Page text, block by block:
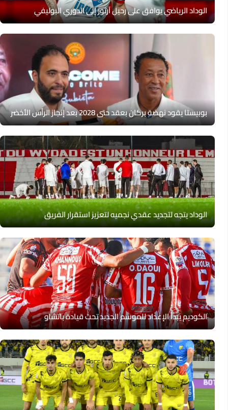
الوداد الرياضي يوافق على رحيل آرثور إلى الدوري البوليفي
بوبيستا يقود نهضة بركان بعقد حتى 2028 بعد إنجاز الرأس الأخضر
الوداد يتجه لتجديد عقدي نجميه لتعزيز استقرار الفريق
الكوديم يبدأ الإعداد للموسم الجديد تحت قيادة باتشاو